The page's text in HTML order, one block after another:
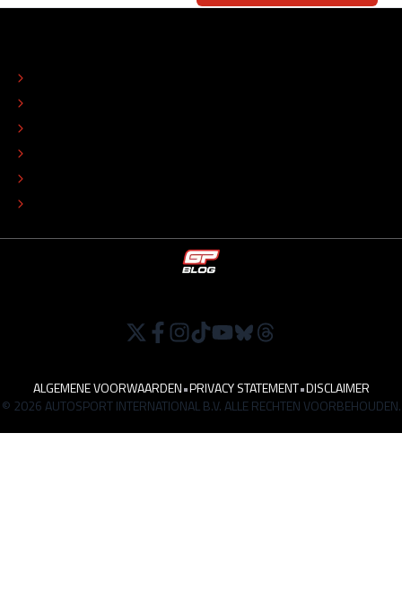
ALGEMENE VOORWAARDEN•PRIVACY STATEMENT•DISCLAIMER
© 2026 AUTOSPORT INTERNATIONAL B.V. ALLE RECHTEN VOORBEHOUDEN.